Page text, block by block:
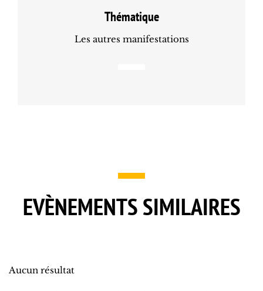
Thématique
Les autres manifestations
EVÈNEMENTS SIMILAIRES
Aucun résultat